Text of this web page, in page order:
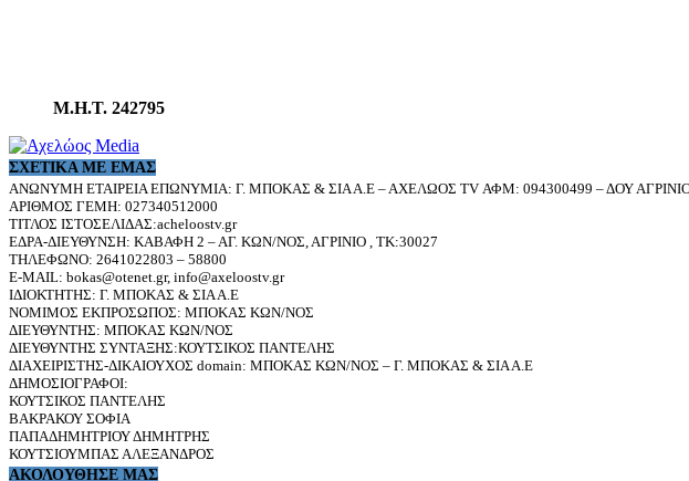
Μ.Η.Τ. 242795
ΣΧΕΤΙΚΆ ΜΕ ΕΜΆΣ
ΑΝΩΝΥΜΗ ΕΤΑΙΡΕΙΑ ΕΠΩΝΥΜΙΑ: Γ. ΜΠΟΚΑΣ & ΣΙΑ Α.Ε – ΑΧΕΛΩΟΣ TV ΑΦΜ: 094300499 – ΔΟΥ
ΑΡΙΘΜΟΣ ΓΕΜΗ: 027340512000
ΤΙΤΛΟΣ ΙΣΤΟΣΕΛΙΔΑΣ:acheloostv.gr
ΕΔΡΑ-ΔΙΕΥΘΥΝΣΗ: ΚΑΒΑΦΗ 2 – ΑΓ. ΚΩΝ/ΝΟΣ, ΑΓΡΙΝΙΟ , ΤΚ:30027
ΤΗΛΕΦΩΝΟ: 2641022803 – 58800
E-MAIL: bokas@otenet.gr, info@axeloostv.gr
ΙΔΙΟΚΤΗΤΗΣ: Γ. ΜΠΟΚΑΣ & ΣΙΑ Α.Ε
ΝΟΜΙΜΟΣ ΕΚΠΡΟΣΩΠΟΣ: ΜΠΟΚΑΣ ΚΩΝ/ΝΟΣ
ΔΙΕΥΘΥΝΤΗΣ: ΜΠΟΚΑΣ ΚΩΝ/ΝΟΣ
ΔΙΕΥΘΥΝΤΗΣ ΣΥΝΤΑΞΗΣ:ΚΟΥΤΣΙΚΟΣ ΠΑΝΤΕΛΗΣ
ΔΙΑΧΕΙΡΙΣΤΗΣ-ΔΙΚΑΙΟΥΧΟΣ domain: ΜΠΟΚΑΣ ΚΩΝ/ΝΟΣ – Γ. ΜΠΟΚΑΣ & ΣΙΑ Α.Ε
ΔΗΜΟΣΙΟΓΡΑΦΟΙ:
ΚΟΥΤΣΙΚΟΣ ΠΑΝΤΕΛΗΣ
ΒΑΚΡΑΚΟΥ ΣΟΦΙΑ
ΠΑΠΑΔΗΜΗΤΡΙΟΥ ΔΗΜΗΤΡΗΣ
ΚΟΥΤΣΙΟΥΜΠΑΣ ΑΛΕΞΑΝΔΡΟΣ
ΑΚΟΛΟΥΘΗΣΕ ΜΑΣ